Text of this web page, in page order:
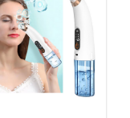
）博览会 (202
列︰AI「资」